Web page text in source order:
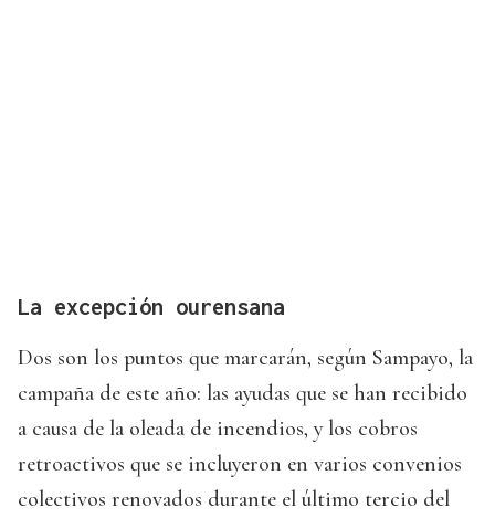
La excepción ourensana
Dos son los puntos que marcarán, según Sampayo, la
campaña de este año: las ayudas que se han recibido
a causa de la oleada de incendios, y los cobros
retroactivos que se incluyeron en varios convenios
colectivos renovados durante el último tercio del